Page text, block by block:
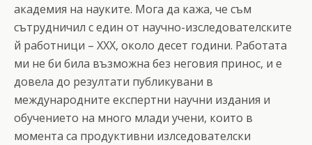
академия на науките. Мога да кажа, че съм
сътрудничил с един от научно-изследователските
й работници – XXX, около десет години. Работата
ми не би била възможна без неговия принос, и е
довела до резултати публикувани в
международните експертни научни издания и
обучението на много млади учени, които в
момента са продуктивни излседователски